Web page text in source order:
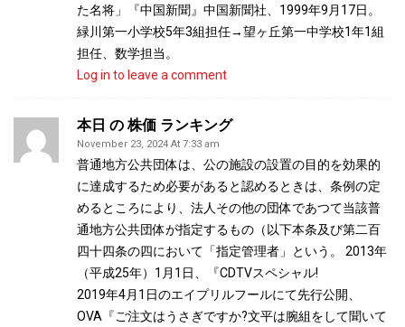
た名将」『中国新聞』中国新聞社、1999年9月17日。
緑川第一小学校5年3組担任→望ヶ丘第一中学校1年1組
担任、数学担当。
Log in to leave a comment
本日 の 株価 ランキング
November 23, 2024 At 7:33 am
普通地方公共団体は、公の施設の設置の目的を効果的
に達成するため必要があると認めるときは、条例の定
めるところにより、法人その他の団体であつて当該普
通地方公共団体が指定するもの（以下本条及び第二百
四十四条の四において「指定管理者」という。 2013年
（平成25年）1月1日、『CDTVスペシャル!
2019年4月1日のエイプリルフールにて先行公開、
OVA『ご注文はうさぎですか?文平は腕組をして聞いて